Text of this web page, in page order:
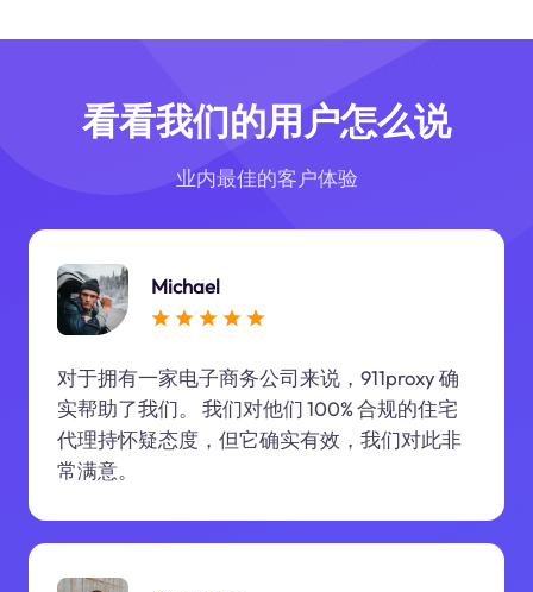
看看我们的用户怎么说
业内最佳的客户体验
Michael
对于拥有一家电子商务公司来说，911proxy 确
实帮助了我们。 我们对他们 100% 合规的住宅
代理持怀疑态度，但它确实有效，我们对此非
常满意。